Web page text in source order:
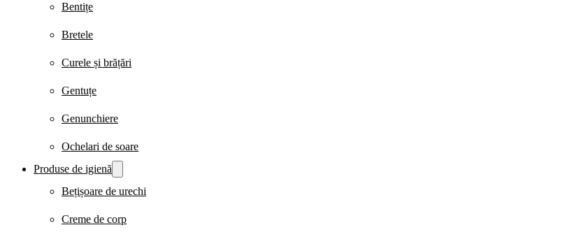
Bentițe
Bretele
Curele și brățări
Gentuțe
Genunchiere
Ochelari de soare
Produse de igienă
Bețișoare de urechi
Creme de corp